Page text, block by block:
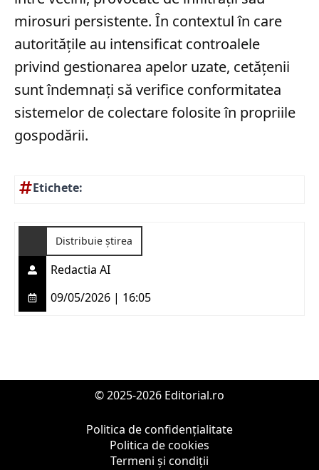
mirosuri persistente. În contextul în care
autoritățile au intensificat controalele
privind gestionarea apelor uzate, cetățenii
sunt îndemnați să verifice conformitatea
sistemelor de colectare folosite în propriile
gospodării.
Etichete:
Distribuie știrea
Redactia AI
09/05/2026 | 16:05
© 2025-2026 Editorial.ro
Politica de confidențialitate
Politica de cookies
Termeni și condiții